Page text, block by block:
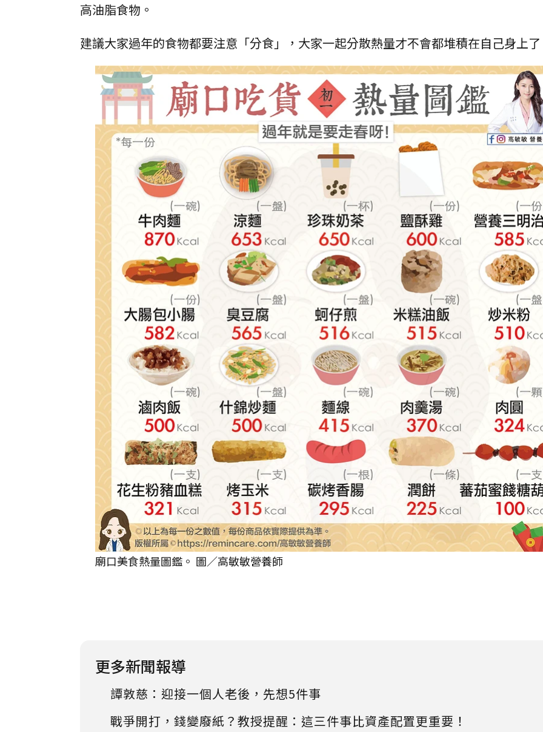
高油脂食物。
建議大家過年的食物都要注意「分食」，大家一起分散熱量才不會都堆積在自己身上
廟口美食熱量圖鑑。 圖／高敏敏營養師
更多新聞報導
譚敦慈：迎接一個人老後，先想5件事
戰爭開打，錢變廢紙？教授提醒：這三件事比資產配置更重要！